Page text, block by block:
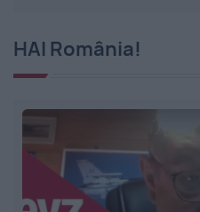
HAI România!